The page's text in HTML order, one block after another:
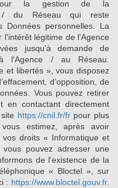
pour la gestion de la
/ du Réseau qui reste
Données personnelles. La
l'intérêt légitime de l'Agence
jusqu'à demande de
l'Agence / au Réseau.
et libertés », vous disposez
d’opposition, de
Vous pouvez retirer
en contactant directement
https://cnil.fr/frpour plus
estimez, après avoir
droits « Informatique et
pouvez adresser une
de l’existence de la
« Bloctel », sur
: https://www.bloctel.gouv.fr.